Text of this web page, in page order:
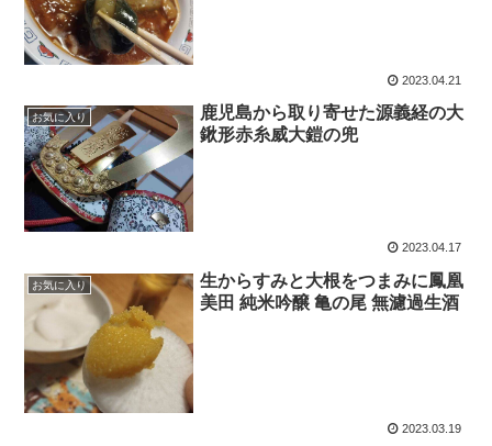
2023.04.21
お気に入り
鹿児島から取り寄せた源義経の大
鍬形赤糸威大鎧の兜
2023.04.17
お気に入り
生からすみと大根をつまみに鳳凰
美田 純米吟醸 亀の尾 無濾過生酒
2023.03.19